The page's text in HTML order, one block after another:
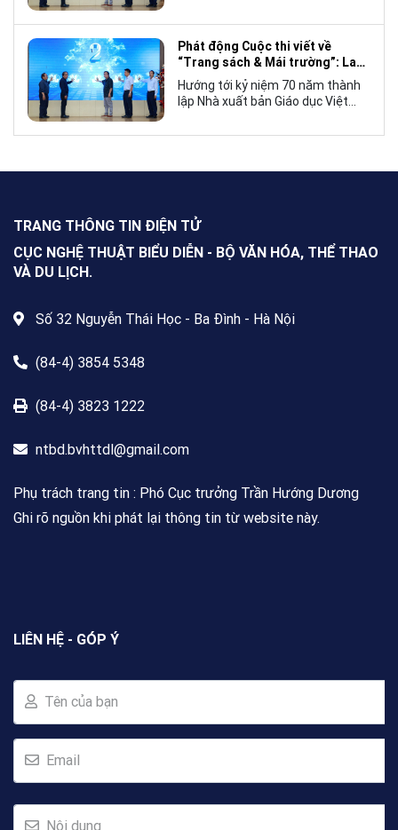
cuộc thi viết về “Trang sách và
Mái trường”, hướng tới kỷ niệm 70
năm thành lập Nhà xuất bản Giáo
dục Việt Nam vào năm 2027.
Phát động Cuộc thi viết về
“Trang sách & Mái trường”: Lan
tỏa tình yêu học tập, tôn vinh
những giá trị bền vững của giáo
dục
Hướng tới kỷ niệm 70 năm thành
lập Nhà xuất bản Giáo dục Việt
NXBGDVN phối hợp với Hội Nhà
Nam trong và ngoài nước, không
giới hạn độ tuổi, nghề nghiệp hay
nơi cư trú.
TRANG THÔNG TIN ĐIỆN TỬ
CỤC NGHỆ THUẬT BIỂU DIỄN - BỘ VĂN HÓA, THỂ THAO
VÀ DU LỊCH.
Số 32 Nguyễn Thái Học - Ba Đình - Hà Nội
(84-4) 3854 5348
(84-4) 3823 1222
ntbd.bvhttdl@gmail.com
Phụ trách trang tin : Phó Cục trưởng Trần Hướng Dương
Ghi rõ nguồn khi phát lại thông tin từ website này.
LIÊN HỆ - GÓP Ý
Tên của bạn
Email
Nội dung